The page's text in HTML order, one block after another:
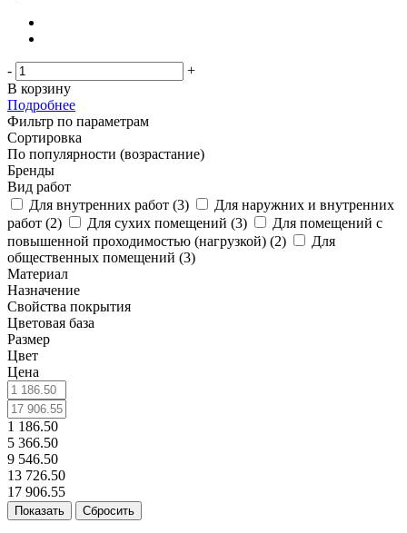
-
+
В корзину
Подробнее
Фильтр по параметрам
Сортировка
По популярности (возрастание)
Бренды
Вид работ
Для внутренних работ (3)
Для наружних и внутренних
работ (2) Для сухих помещений (3)
Для помещений с
повышенной проходимостью (нагрузкой) (2)
Для
общественных помещений (3)
Материал
Назначение
Свойства покрытия
Цветовая база
Размер
Цвет
Цена
1 186.50
5 366.50
9 546.50
13 726.50
17 906.55
Сбросить